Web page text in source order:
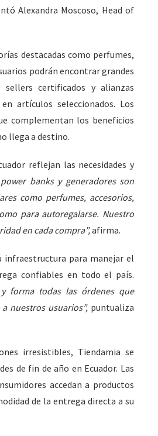
Alexandra Moscoso, Head of
destacadas como perfumes,
podrán encontrar grandes
certificados y alianzas
artículos seleccionados. Los
complementan los beneficios
llega a destino.
reflejan las necesidades y
banks y generadores son
como perfumes, accesorios,
para autoregalarse. Nuestro
en cada compra”,afirma.
infraestructura para manejar el
confiables en todo el país.
forma todas las órdenes que
nuestros usuarios”, puntualiza
irresistibles, Tiendamia se
de fin de año en Ecuador. Las
accedan a productos
de la entrega directa a su